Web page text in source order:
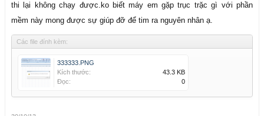
thi lại không chạy được.ko biết máy em gặp trục trặc gì với phần
mềm này mong được sự giúp đỡ để tim ra nguyên nhân ạ.
Các file đính kèm:
333333.PNG
Kích thước:
43.3 KB
Đọc:
0